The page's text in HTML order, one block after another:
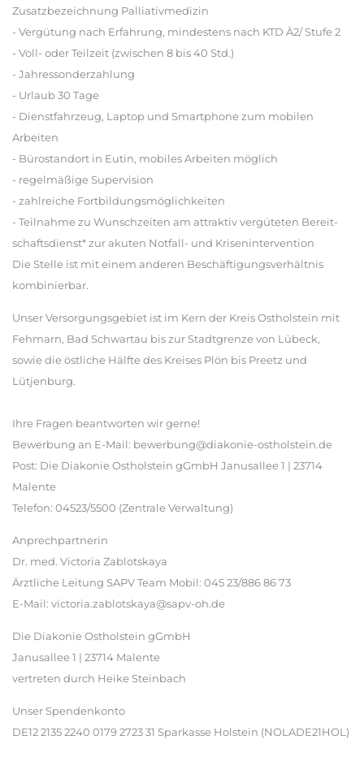
Zusatzbezeichnung Palliativmedizin
- Vergütung nach Erfahrung, mindestens nach KTD Ä2/ Stufe 2
- Voll- oder Teilzeit (zwischen 8 bis 40 Std.)
- Jahressonderzahlung
- Urlaub 30 Tage
- Dienstfahrzeug, Laptop und Smartphone zum mobilen
Arbeiten
- Bürostandort in Eutin, mobiles Arbeiten möglich
- regelmäßige Supervision
- zahlreiche Fortbildungsmöglichkeiten
- Teilnahme zu Wunschzeiten am attraktiv vergüteten Bereit-
schaftsdienst* zur akuten Notfall- und Krisenintervention
Die Stelle ist mit einem anderen Beschäftigungsverhältnis
kombinierbar.
Unser Versorgungsgebiet ist im Kern der Kreis Ostholstein mit
Fehmarn, Bad Schwartau bis zur Stadtgrenze von Lübeck,
sowie die östliche Hälfte des Kreises Plön bis Preetz und
Lütjenburg.
Ihre Fragen beantworten wir gerne!
Bewerbung an E-Mail: bewerbung@diakonie-ostholstein.de
Post: Die Diakonie Ostholstein gGmbH Janusallee 1 | 23714
Malente
Telefon: 04523/5500 (Zentrale Verwaltung)
Anprechpartnerin
Dr. med. Victoria Zablotskaya
Ärztliche Leitung SAPV Team Mobil: 045 23/886 86 73
E-Mail: victoria.zablotskaya@sapv-oh.de
Die Diakonie Ostholstein gGmbH
Janusallee 1 | 23714 Malente
vertreten durch Heike Steinbach
Unser Spendenkonto
DE12 2135 2240 0179 2723 31 Sparkasse Holstein (NOLADE21HOL)